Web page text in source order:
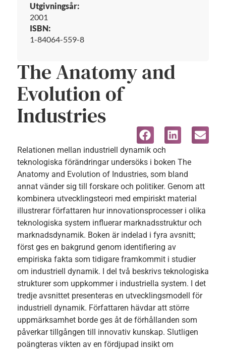
Utgivningsår:
2001
ISBN:
1-84064-559-8
The Anatomy and
Evolution of
Industries
Relationen mellan industriell dynamik och
teknologiska förändringar undersöks i boken The
Anatomy and Evolution of Industries, som bland
annat vänder sig till forskare och politiker. Genom att
kombinera utvecklingsteori med empiriskt material
illustrerar författaren hur innovationsprocesser i olika
teknologiska system influerar marknadsstruktur och
marknadsdynamik. Boken är indelad i fyra avsnitt;
först ges en bakgrund genom identifiering av
empiriska fakta som tidigare framkommit i studier
om industriell dynamik. I del två beskrivs teknologiska
strukturer som uppkommer i industriella system. I det
tredje avsnittet presenteras en utvecklingsmodell för
industriell dynamik. Författaren hävdar att större
uppmärksamhet borde ges åt de förhållanden som
påverkar tillgången till innovativ kunskap. Slutligen
poängteras vikten av en fördjupad insikt om